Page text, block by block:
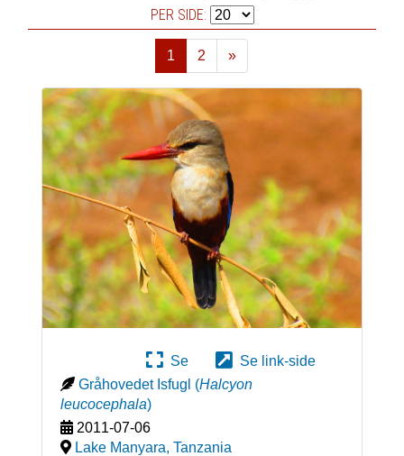
PER SIDE:
1 2
»
Næste
Se
Se link-side
Gråhovedet Isfugl (Halcyon
leucocephala)
2011-07-06
Lake Manyara, Tanzania